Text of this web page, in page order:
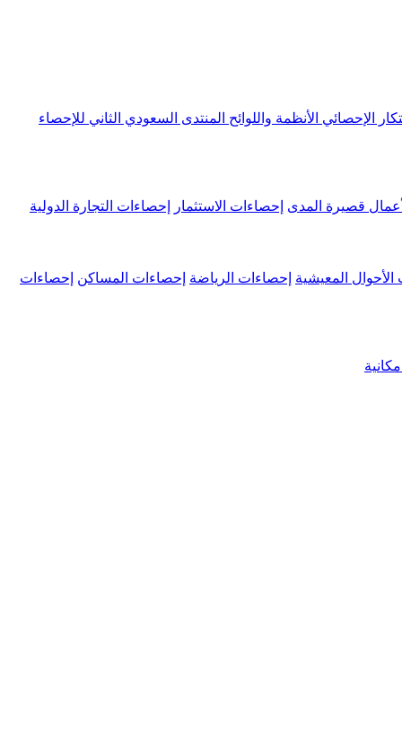
الإحصائي الأنظمة واللوائح المنتدى السعودي الثاني للإحصاء
قصيرة المدى إحصاءات الاستثمار إحصاءات التجارة الدولية
الأحوال المعيشية إحصاءات الرياضة إحصاءات المساكن إحصاءات